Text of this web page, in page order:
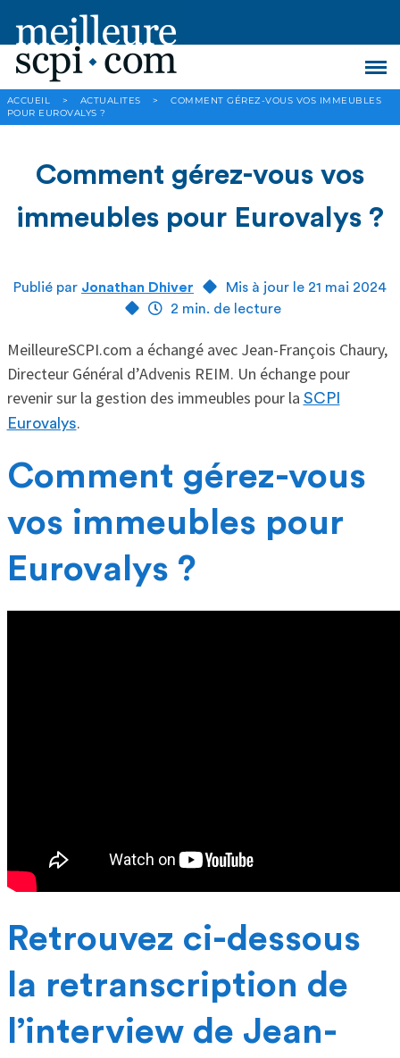
ACCUEIL > ACTUALITES >
COMMENT GÉREZ-VOUS VOS IMMEUBLES
POUR EUROVALYS ?
Comment gérez-vous vos
immeubles pour Eurovalys ?
Publié par Jonathan Dhiver
Mis à jour le 21 mai 2024
2 min. de lecture
MeilleureSCPI.com a échangé avec Jean-François Chaury,
Directeur Général d’Advenis REIM. Un échange pour
revenir sur la gestion des immeubles pour la SCPI
Eurovalys.
Comment gérez-vous
vos immeubles pour
Eurovalys ?
Retrouvez ci-dessous
la retranscription de
l’interview de Jean-